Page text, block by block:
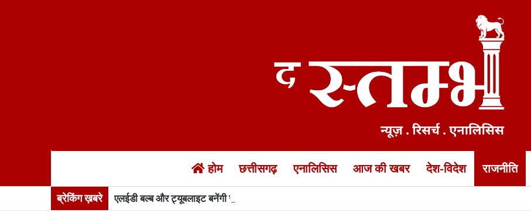
होम छत्तीसगढ़ एनालिसिस आज की खबर देश-विदेश राजनीति
ब्रेकिंग ख़बरे एलईडी बल्ब और ट्यूबलाइट बनेंगी जेलों में… डीजी जेल ने निरीक्षण के बाद लिया फैसला